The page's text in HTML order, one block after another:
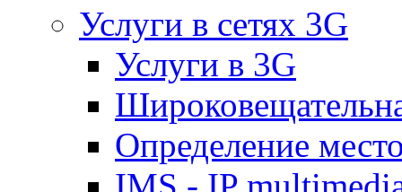
Услуги в сетях 3G
Услуги в 3G
Определение